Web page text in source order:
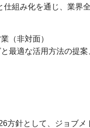
組み化を通じ、業界
（非対面）
最適な活用方法の提
方針として、ジョブ